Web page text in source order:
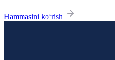
Hammasini ko‘rish